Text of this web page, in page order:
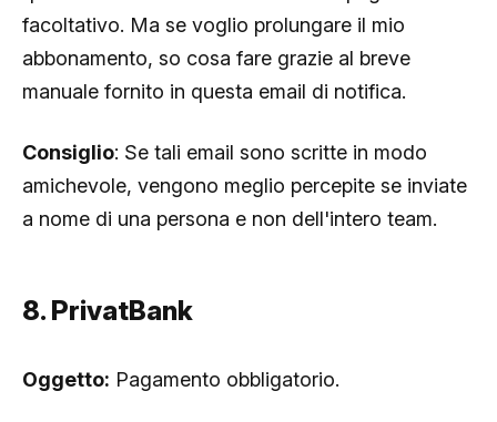
facoltativo. Ma se voglio prolungare il mio
abbonamento, so cosa fare grazie al breve
manuale fornito in questa email di notifica.
Consiglio: Se tali email sono scritte in modo
amichevole, vengono meglio percepite se inviate
a nome di una persona e non dell'intero team.
8. PrivatBank
Oggetto: Pagamento obbligatorio.